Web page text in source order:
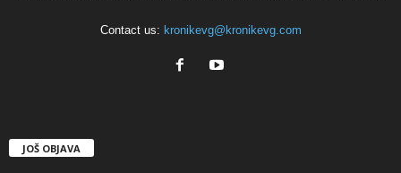
Contact us: kronikevg@kronikevg.com
JOŠ OBJAVA